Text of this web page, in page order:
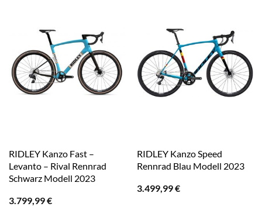
RIDLEY Kanzo Fast –
Levanto – Rival Rennrad
Schwarz Modell 2023
3.799,99€
RIDLEY Kanzo Speed
Rennrad Blau Modell 2023
3.499,99€